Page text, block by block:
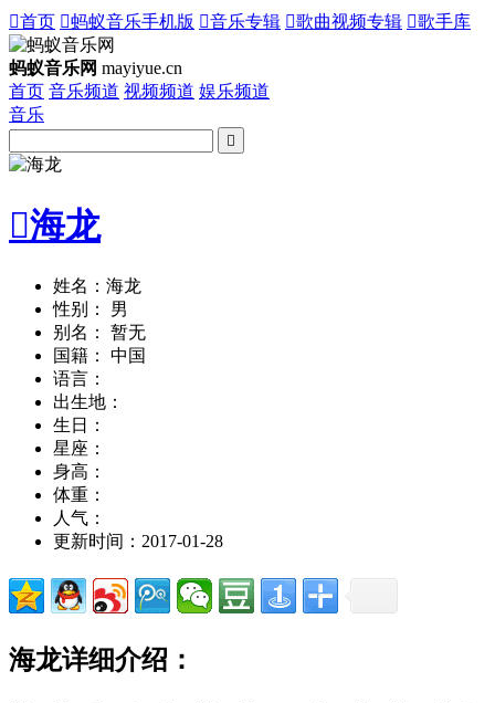
首页 蚂蚁音乐手机版 音乐专辑 歌曲视频专辑 歌手库
蚂蚁音乐网 mayiyue.cn
首页 音乐频道 视频频道 娱乐频道
音乐

海龙
姓名：海龙
性别： 男
别名： 暂无
国籍： 中国
语言：
出生地：
生日：
星座：
身高：
体重：
人气：
更新时间：2017-01-28
海龙详细介绍：